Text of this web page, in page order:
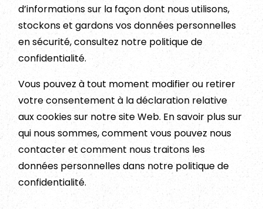
d’informations sur la façon dont nous utilisons,
stockons et gardons vos données personnelles
en sécurité, consultez notre politique de
confidentialité.
Vous pouvez à tout moment modifier ou retirer
votre consentement à la déclaration relative
aux cookies sur notre site Web. En savoir plus sur
qui nous sommes, comment vous pouvez nous
contacter et comment nous traitons les
données personnelles dans notre politique de
confidentialité.